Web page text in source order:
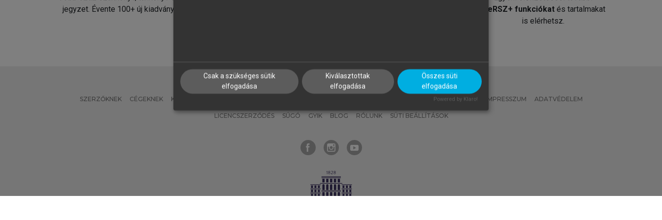
jegyzet. Évente 100+ új kiadvány.
MeRSZ+ funkciókat és tartalmakat
is elérhetsz.
SZERZŐKNEK CÉGEKNEK KÖNYVTÁROSOKNAK MI – ÁLTALÁNOS IRÁNYELVEK IMPRESSZUM ADATVÉDELEM
LICENCSZERZŐDÉS SÚGÓ GYIK BLOG RÓLUNK SÜTI BEÁLLÍTÁSOK
Csak a szükséges sütik
elfogadása
Kiválasztottak
elfogadása
Összes süti
elfogadása
Powered by Klaro!